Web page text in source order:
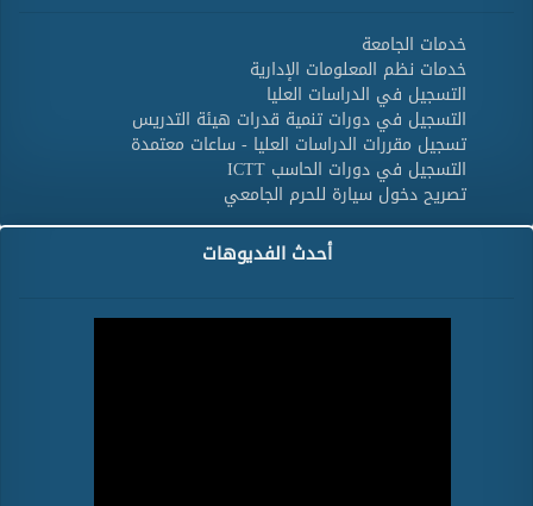
خدمات الجامعة
خدمات نظم المعلومات الإدارية
التسجيل في الدراسات العليا
التسجيل في دورات تنمية قدرات هيئة التدريس
تسجيل مقررات الدراسات العليا - ساعات معتمدة
التسجيل في دورات الحاسب ICTT
تصريح دخول سيارة للحرم الجامعي
أحدث الفديوهات